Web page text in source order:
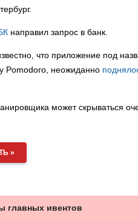
направил запрос в банк.
что приложение под
Pomodoro, неожиданно
может скрываться
»
главных ивентов